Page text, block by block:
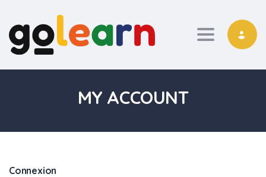
Toggle
MY ACCOUNT
Connexion